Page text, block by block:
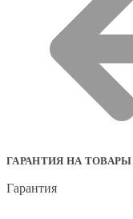
ГАРАНТИЯ НА ТОВАРЫ
Гарантия